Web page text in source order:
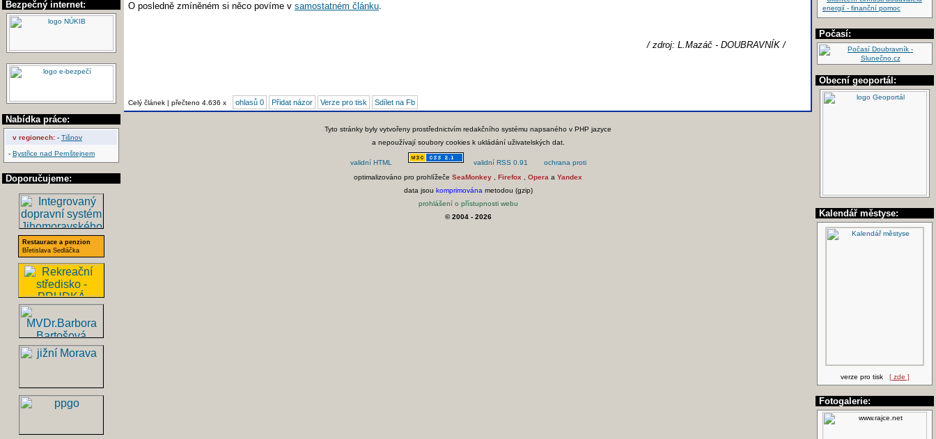
Bezpečný internet:
Nabídka práce:
v regionech: - Tišnov
- Bystřice nad Pernštejnem
Doporučujeme:
Restaurace a penzion
Břetislava Sedláčka
energií - finanční pomoc
Počasí:
Obecní geoportál:
Kalendář městyse:
verze pro tisk [ zde ]
Fotogalerie:
O posledně zmíněném si něco povíme v samostatném článku.
/ zdroj: L.Mazáč - DOUBRAVNÍK /
Celý článek | přečteno 4.636 x ohlasů 0 Přidat názor Verze pro tisk Sdílet na Fb
Tyto stránky byly vytvořeny prostřednictvím redakčního systému napsaného v PHP jazyce
a nepoužívají soubory cookies k ukládání uživatelských dat.
optimalizováno pro prohlížeče SeaMonkey Firefox Opera a Yandex
data jsou komprimována metodou (gzip)
prohlášení o přístupnosti webu
© 2004 - 2026